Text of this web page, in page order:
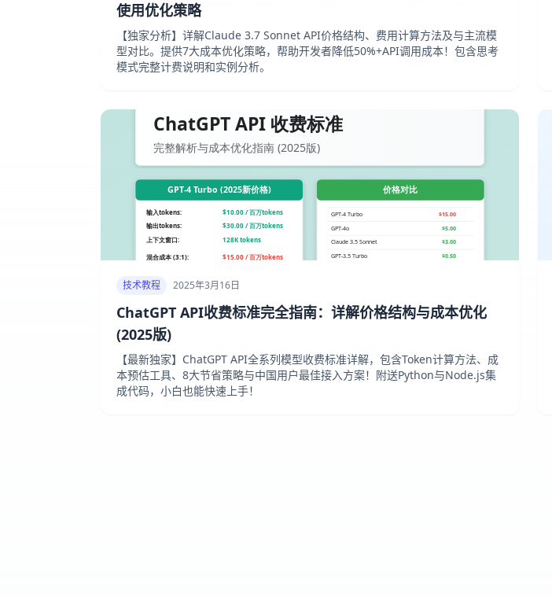
使用优化策略
【独家分析】详解Claude 3.7 Sonnet API价格结构、费用计算方法及与主流模
型对比。提供7大成本优化策略，帮助开发者降低50%+API调用成本！包含思考
模式完整计费说明和实例分析。
技术教程 2025年3月16日
ChatGPT API收费标准完全指南：详解价格结构与成本优化
(2025版)
【最新独家】ChatGPT API全系列模型收费标准详解，包含Token计算方法、成
本预估工具、8大节省策略与中国用户最佳接入方案！附送Python与Node.js集
成代码，小白也能快速上手！